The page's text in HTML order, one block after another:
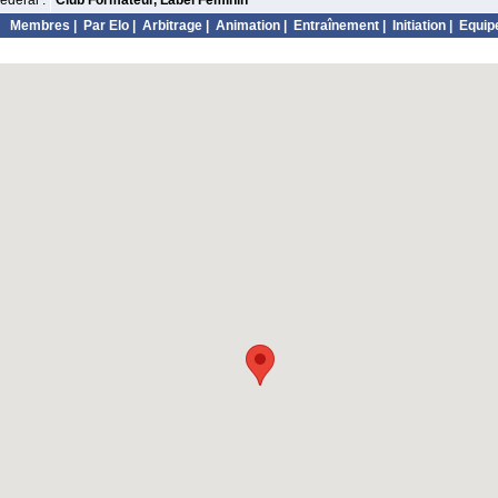
Membres
Par Elo Arbitrage Animation Entraînement Initiation